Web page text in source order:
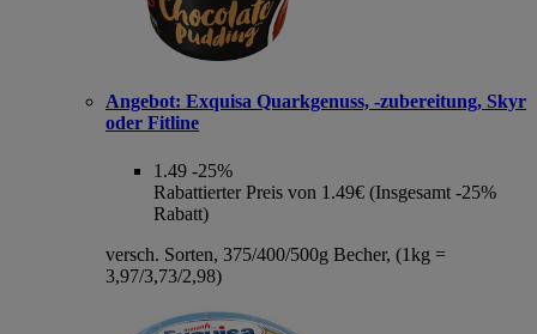
Angebot: Exquisa Quarkgenuss, -zubereitung, Skyr
oder Fitline
1.49 -25%
Rabattierter Preis von 1.49€ (Insgesamt -25%
Rabatt)
versch. Sorten, 375/400/500g Becher, (1kg =
3,97/3,73/2,98)